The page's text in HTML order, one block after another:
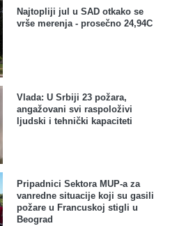
Najtopliji jul u SAD otkako se
vrše merenja - prosečno 24,94C
Vlada: U Srbiji 23 požara,
angažovani svi raspoloživi
ljudski i tehnički kapaciteti
Pripadnici Sektora MUP-a za
vanredne situacije koji su gasili
požare u Francuskoj stigli u
Beograd